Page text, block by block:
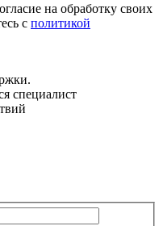
на обработку своих
с политикой
специалист